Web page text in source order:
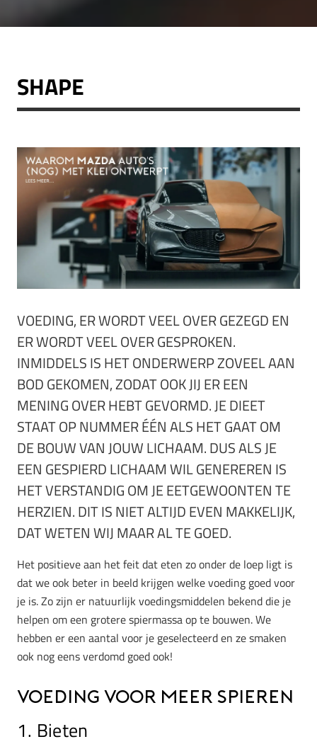
SHAPE
VOEDING, ER WORDT VEEL OVER GEZEGD EN
ER WORDT VEEL OVER GESPROKEN.
INMIDDELS IS HET ONDERWERP ZOVEEL AAN
BOD GEKOMEN, ZODAT OOK JIJ ER EEN
MENING OVER HEBT GEVORMD. JE DIEET
STAAT OP NUMMER ÉÉN ALS HET GAAT OM
DE BOUW VAN JOUW LICHAAM. DUS ALS JE
EEN GESPIERD LICHAAM WIL GENEREREN IS
HET VERSTANDIG OM JE EETGEWOONTEN TE
HERZIEN. DIT IS NIET ALTIJD EVEN MAKKELIJK,
DAT WETEN WIJ MAAR AL TE GOED.
Het positieve aan het feit dat eten zo onder de loep ligt is
dat we ook beter in beeld krijgen welke voeding goed voor
je is. Zo zijn er natuurlijk voedingsmiddelen bekend die je
helpen om een grotere spiermassa op te bouwen. We
hebben er een aantal voor je geselecteerd en ze smaken
ook nog eens verdomd goed ook!
Voeding voor meer spieren
1. Bieten